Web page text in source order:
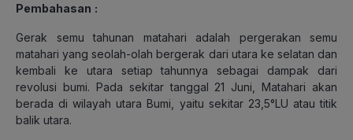
Pembahasan :
Gerak semu tahunan matahari adalah pergerakan semu
matahari yang seolah-olah bergerak dari utara ke selatan dan
kembali ke utara setiap tahunnya sebagai dampak dari
revolusi bumi. Pada sekitar tanggal 21 Juni, Matahari akan
berada di wilayah utara Bumi, yaitu sekitar 23,5°LU atau titik
balik utara.